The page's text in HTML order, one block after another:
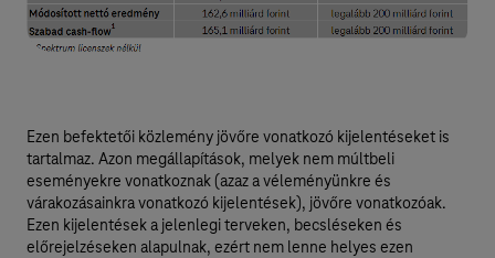
Ezen befektetői közlemény jövőre vonatkozó kijelentéseket is
tartalmaz. Azon megállapítások, melyek nem múltbeli
eseményekre vonatkoznak (azaz a véleményünkre és
várakozásainkra vonatkozó kijelentések), jövőre vonatkozóak.
Ezen kijelentések a jelenlegi terveken, becsléseken és
előrejelzéseken alapulnak, ezért nem lenne helyes ezen